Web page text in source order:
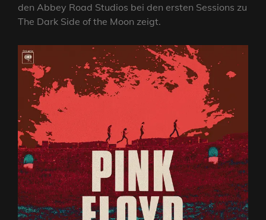
den Abbey Road Studios bei den ersten Sessions zu
The Dark Side of the Moon zeigt.